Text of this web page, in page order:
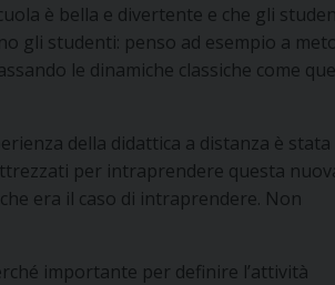
è bella e divertente e che gli
gli studenti: penso ad esempio a
le dinamiche classiche come
della didattica a distanza è stata
per intraprendere questa
era il caso di intraprendere. Non
importante per definire l’attività